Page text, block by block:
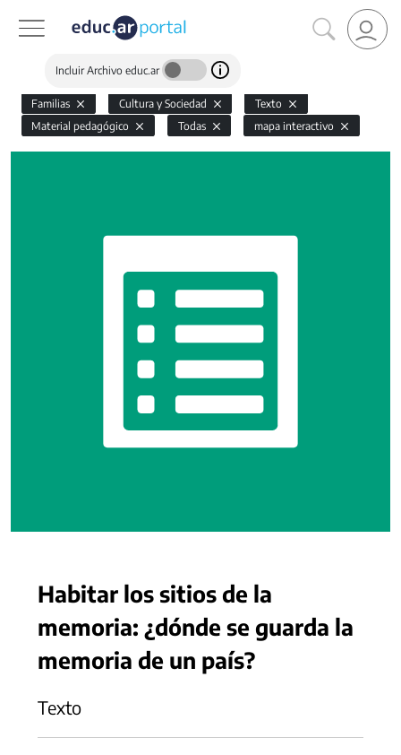
Incluir Archivo educ.ar
Familias Cultura y Sociedad
Texto
Material pedagógico
Todas mapa interactivo
Habitar los sitios de la
memoria: ¿dónde se guarda la
memoria de un país?
Texto